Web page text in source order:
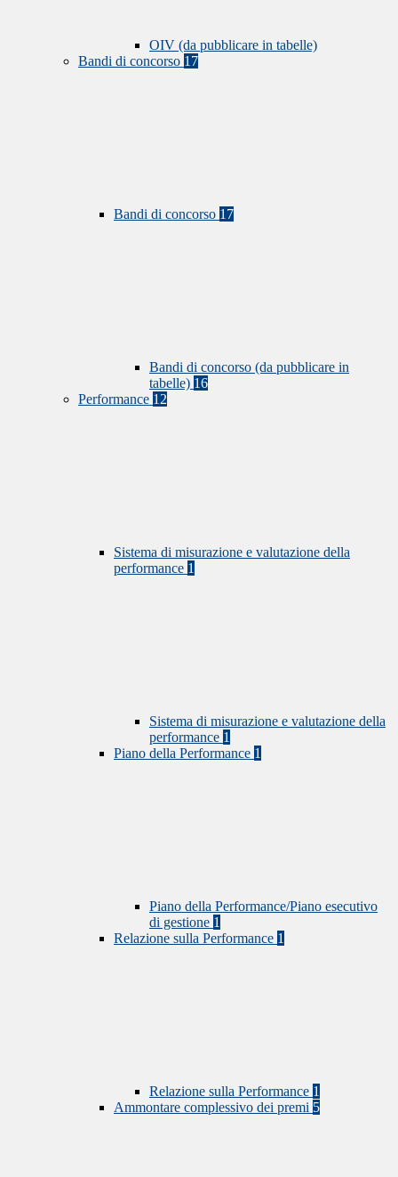
OIV (da pubblicare in tabelle)
Bandi di concorso 17
Bandi di concorso 17
Bandi di concorso (da pubblicare in
tabelle) 16
Performance 12
Sistema di misurazione e valutazione della
performance 1
Sistema di misurazione e valutazione della
performance 1
Piano della Performance 1
Piano della Performance/Piano esecutivo
di gestione 1
Relazione sulla Performance 1
Relazione sulla Performance 1
Ammontare complessivo dei premi 5